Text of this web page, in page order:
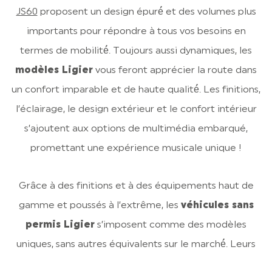
JS60 proposent un design épuré́ et des volumes plus
importants pour répondre à tous vos besoins en
termes de mobilité́. Toujours aussi dynamiques, les
modèles Ligier vous feront apprécier la route dans
un confort imparable et de haute qualité́. Les finitions,
l’éclairage, le design extérieur et le confort intérieur
s’ajoutent aux options de multimédia embarqué,
promettant une expérience musicale unique !
Grâce à des finitions et à des équipements haut de
gamme et poussés à l’extrême, les véhicules sans
permis Ligier s’imposent comme des modèles
uniques, sans autres équivalents sur le marché́. Leurs